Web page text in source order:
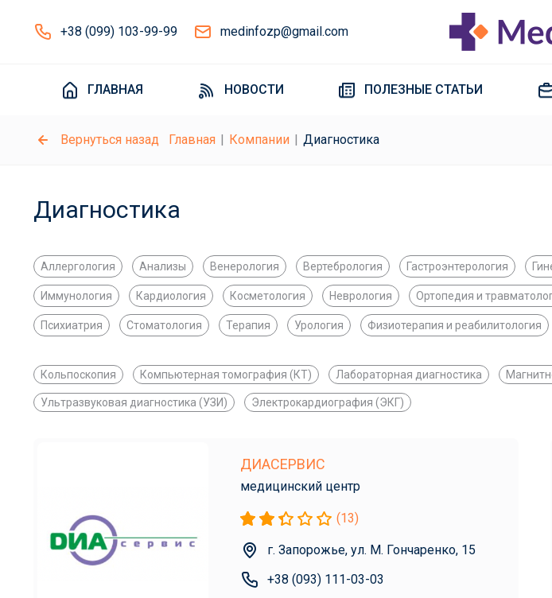
+38 (099) 103-99-99 medinfozp@gmail.com
ГЛАВНАЯ НОВОСТИ ПОЛЕЗНЫЕ СТАТЬИ
Вернуться назад Главная Компании Диагностика
Диагностика
Аллергология Анализы Венерология Вертебрология Гастроэнтерология
Иммунология Кардиология Косметология Неврология Ортопедия и
Психиатрия Стоматология Терапия Урология Физиотерапия и реабилитология
Кольпоскопия Компьютерная томография (КТ) Лабораторная диагностика
Ультразвуковая диагностика (УЗИ) Электрокардиография (ЭКГ)
ДИАСЕРВИС
медицинский центр
(13)
г. Запорожье, ул. М. Гончаренко, 15
+38 (093) 111-03-03